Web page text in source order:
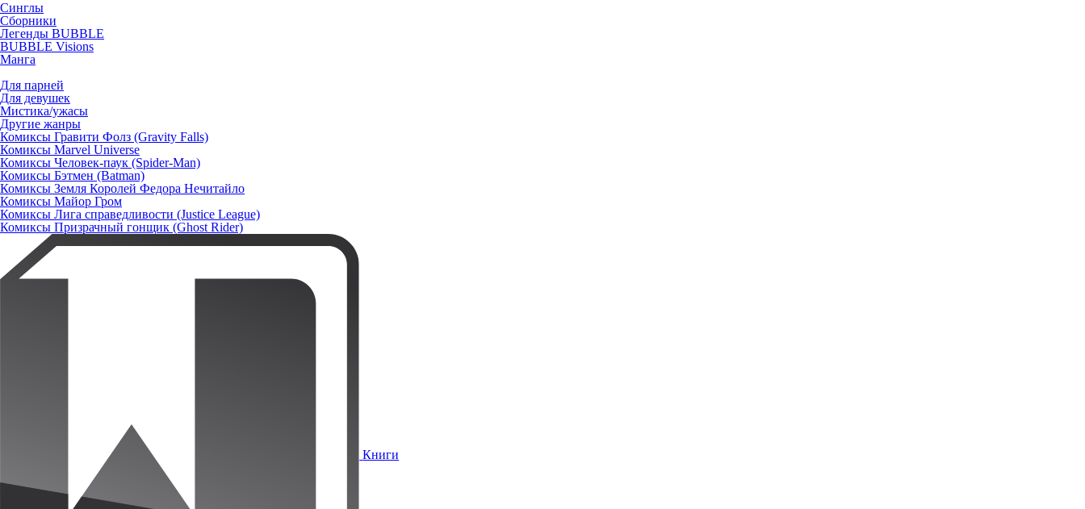
Синглы
Сборники
Легенды BUBBLE
BUBBLE Visions
Манга
Для парней
Для девушек
Мистика/ужасы
Другие жанры
Комиксы Гравити Фолз (Gravity Falls)
Комиксы Marvel Universe
Комиксы Человек-паук (Spider-Man)
Комиксы Бэтмен (Batman)
Комиксы Земля Королей Федора Нечитайло
Комиксы Майор Гром
Комиксы Лига справедливости (Justice League)
Комиксы Призрачный гонщик (Ghost Rider)
Книги